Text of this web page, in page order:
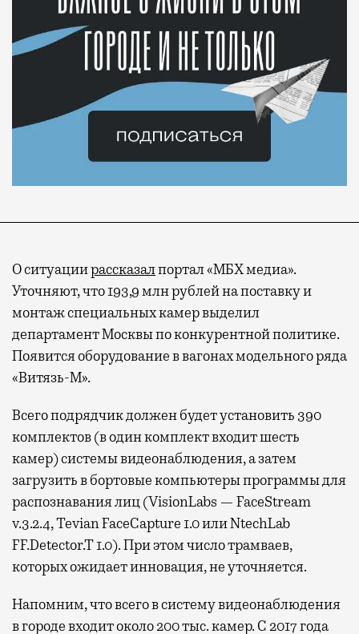
О ситуациирассказалпортал «МБХ медиа».
Уточняют, что 193,9 млн рублей на поставку и
монтаж специальных камер выделил
департамент Москвы по конкурентной политике.
Появится оборудование в вагонах модельного ряда
«Витязь-М».
Всего подрядчик должен будет установить 390
комплектов (в один комплект входит шесть
камер) системы видеонаблюдения, а затем
загрузить в бортовые компьютеры программы для
распознавания лиц (VisionLabs — FaceStream
v.3.2.4, Tevian FaceCapture 1.0 или NtechLab
FF.Detector.T 1.0). При этом число трамваев,
которых ожидает инновация, не уточняется.
Напомним, что всего в систему видеонаблюдения
в городе входит около 200 тыс. камер. С 2017 года